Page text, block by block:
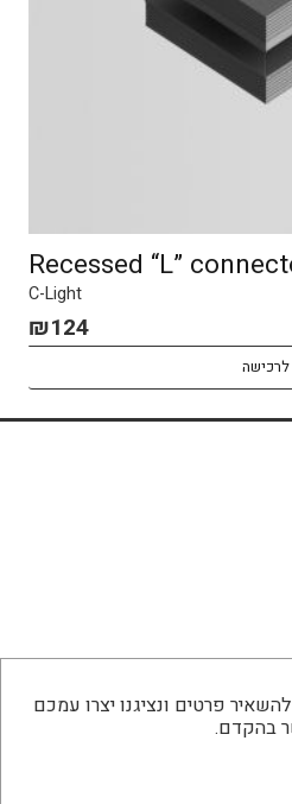
Recessed “L”
C-Light
₪124
לרכישה
Recessed track wall
C-Light
₪810
לרכישה
פרטים ונציגנו יצרו עמכם
בהקדם.